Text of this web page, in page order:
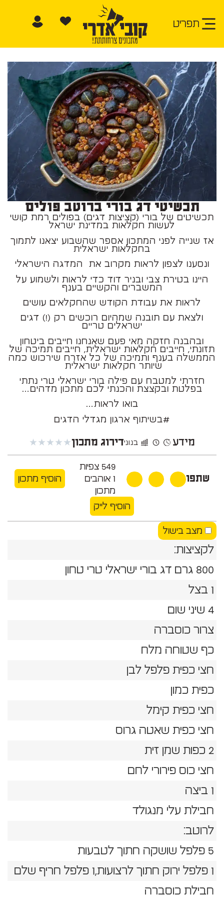
תפריט
תכשיטי דג בורי ברוטב פולים
תכשיטים של בורי (קציצות דגים) בפולים רמת קושי
לעשות חקלאות במדינת ישראל
אז שנייה לפני המתכון אספר שהשבוע יצאנו לתמוך
בחקלאות ישראלית
ונסענו לצפון לראות מקרוב את המדגה הישראלי
היינו בטירת צבי ובניר דוד כדי לראות ולשמוע על
המשברים והקשיים בענף
לראות את עבודת הקודש שהחקלאים עושים
ולצאת עם תובנה שמהיום רוכשים רק (!) דגים
ישראלים טריים
ובהבנה חזקה מאי פעם שאנחנו חייבים ביטחון
תזונתי, חייבים חקלאות ישראלית, חייבים תמיכה של
הממשלה בענף ותמיכה של כל אזרח שירכוש כמה
שיותר חקלאות ישראלית
חזרתי למטבח עם פילה בורי ישראלי טרי נתתי
בפלטת ובקצצת והכנתי לכם מתכון מדהים…
בואו לראות…
#בשיתוף ארגון מגדלי הדגים
מידע בנונידירוג מתכון★
★
★
★
★
שתפו
549 צפיות
1 אוהבים
מתכון
הוסיף מתכון
הוסיף לייק
מצב בישול
לקציצות:
800 גרם דג בורי ישראלי טרי טחון
1 בצל
4 שיני שום
צרור כוסברה
כף שטוחה מלח
חצי כפית פלפל לבן
כפית כמון
חצי כפית קימל
חצי כפית שאטה גרוס
2 כפות שמן זית
חצי כוס פירורי לחם
1 ביצה
חבילת עלי מנגולד
לרוטב:
5 פלפל שושקה חתוך לטבעות
1 פלפל ירוק חתוך לרצועות,1 פלפל חריף שלם
חבילת כוסברה